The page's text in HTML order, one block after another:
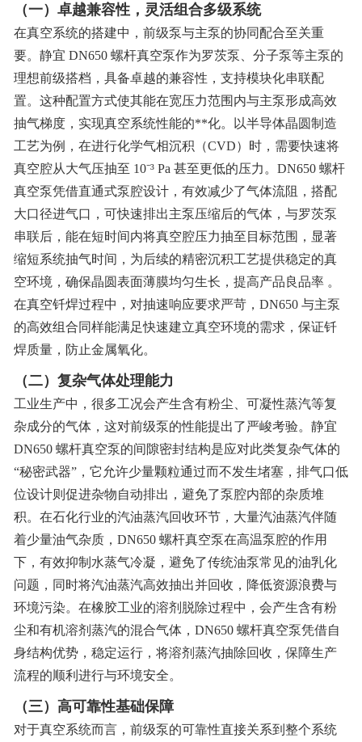
（一）卓越兼容性，灵活组合多级系统
在真空系统的搭建中，前级泵与主泵的协同配合至关重
要。静宜 DN650 螺杆真空泵作为罗茨泵、分子泵等主泵的
理想前级搭档，具备卓越的兼容性，支持模块化串联配
置。这种配置方式使其能在宽压力范围内与主泵形成高效
抽气梯度，实现真空系统性能的**化。以半导体晶圆制造
工艺为例，在进行化学气相沉积（CVD）时，需要快速将
真空腔从大气压抽至 10⁻³ Pa 甚至更低的压力。DN650 螺杆
真空泵凭借直通式泵腔设计，有效减少了气体流阻，搭配
大口径进气口，可快速排出主泵压缩后的气体，与罗茨泵
串联后，能在短时间内将真空腔压力抽至目标范围，显著
缩短系统抽气时间，为后续的精密沉积工艺提供稳定的真
空环境，确保晶圆表面薄膜均匀生长，提高产品良品率 。
在真空钎焊过程中，对抽速响应要求严苛，DN650 与主泵
的高效组合同样能满足快速建立真空环境的需求，保证钎
焊质量，防止金属氧化。
（二）复杂气体处理能力
工业生产中，很多工况会产生含有粉尘、可凝性蒸汽等复
杂成分的气体，这对前级泵的性能提出了严峻考验。静宜
DN650 螺杆真空泵的间隙密封结构是应对此类复杂气体的
“秘密武器”，它允许少量颗粒通过而不发生堵塞，排气口低
位设计则促进杂物自动排出，避免了泵腔内部的杂质堆
积。在石化行业的汽油蒸汽回收环节，大量汽油蒸汽伴随
着少量油气杂质，DN650 螺杆真空泵在高温泵腔的作用
下，有效抑制水蒸气冷凝，避免了传统油泵常见的油乳化
问题，同时将汽油蒸汽高效抽出并回收，降低资源浪费与
环境污染。在橡胶工业的溶剂脱除过程中，会产生含有粉
尘和有机溶剂蒸汽的混合气体，DN650 螺杆真空泵凭借自
身结构优势，稳定运行，将溶剂蒸汽抽除回收，保障生产
流程的顺利进行与环境安全。
（三）高可靠性基础保障
对于真空系统而言，前级泵的可靠性直接关系到整个系统